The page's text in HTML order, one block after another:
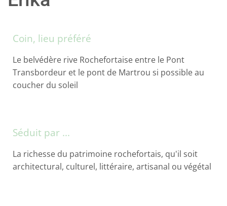
Coin, lieu préféré
Le belvédère rive Rochefortaise entre le Pont
Transbordeur et le pont de Martrou si possible au
coucher du soleil
Séduit par ...
La richesse du patrimoine rochefortais, qu'il soit
architectural, culturel, littéraire, artisanal ou végétal